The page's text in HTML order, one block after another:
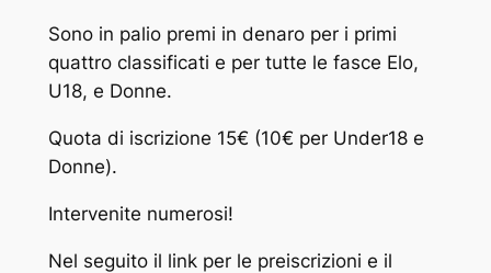
Sono in palio premi in denaro per i primi
quattro classificati e per tutte le fasce Elo,
U18, e Donne.
Quota di iscrizione 15€ (10€ per Under18 e
Donne).
Intervenite numerosi!
Nel seguito il link per le preiscrizioni e il